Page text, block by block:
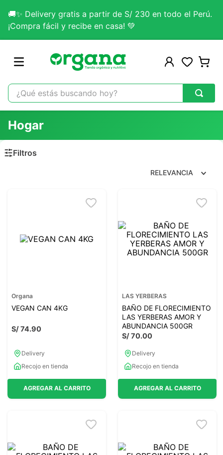
🚚✨ Delivery gratis a partir de S/ 230 en todo el Perú.
¡Compra fácil y recibe en casa! 💚
¿Qué estás buscando hoy?
1.
omega 3
2.
citrato magnesio
glicinato magnesio
7.
lab nutrition
Hogar
RELEVANCIA
Organa
VEGAN CAN 4KG
S/74.90
Delivery
Recojo en tienda
AGREGAR AL CARRITO
LAS YERBERAS
BAÑO DE FLORECIMIENTO
LAS YERBERAS AMOR Y
ABUNDANCIA 500GR
S/70.00
Delivery
Recojo en tienda
AGREGAR AL CARRITO